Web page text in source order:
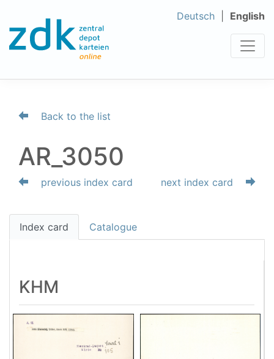
Deutsch English
Back to the list
AR_3050
previous index card next index card
Index card Catalogue
KHM